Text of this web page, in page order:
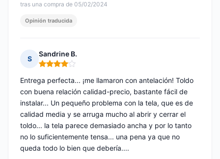
tras una compra de 05/02/2024
Opinión traducida
S
Sandrine B.
Nota: 4 de 5
Entrega perfecta... ¡me llamaron con antelación! Toldo
con buena relación calidad-precio, bastante fácil de
instalar... Un pequeño problema con la tela, que es de
calidad media y se arruga mucho al abrir y cerrar el
toldo... la tela parece demasiado ancha y por lo tanto
no lo suficientemente tensa... una pena ya que no
queda todo lo bien que debería....